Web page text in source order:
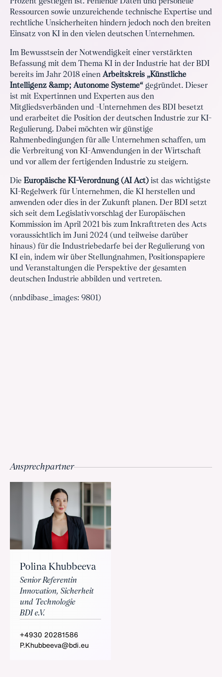
Ressourcen sowie unzureichende technische Expertise und
rechtliche Unsicherheiten hindern jedoch noch den breiten
Einsatz von KI in den vielen deutschen Unternehmen.
Im Bewusstsein der Notwendigkeit einer verstärkten
Befassung mit dem Thema KI in der Industrie hat der BDI
bereits im Jahr 2018 einen Arbeitskreis „Künstliche
Intelligenz &amp; Autonome Systeme“ gegründet. Dieser
ist mit Expertinnen und Experten aus den
Mitgliedsverbänden und -Unternehmen des BDI besetzt
und erarbeitet die Position der deutschen Industrie zur KI-
Regulierung. Dabei möchten wir günstige
Rahmenbedingungen für alle Unternehmen schaffen, um
die Verbreitung von KI-Anwendungen in der Wirtschaft
und vor allem der fertigenden Industrie zu steigern.
Die Europäische KI-Verordnung (AI Act) ist das wichtigste
KI-Regelwerk für Unternehmen, die KI herstellen und
anwenden oder dies in der Zukunft planen. Der BDI setzt
sich seit dem Legislativvorschlag der Europäischen
Kommission im April 2021 bis zum Inkrafttreten des Acts
voraussichtlich im Juni 2024 (und teilweise darüber
hinaus) für die Industriebedarfe bei der Regulierung von
KI ein, indem wir über Stellungnahmen, Positionspapiere
und Veranstaltungen die Perspektive der gesamten
deutschen Industrie abbilden und vertreten.
(nnbdibase_images: 9801)
Ansprechpartner
Polina Khubbeeva
Senior Referentin
Innovation, Sicherheit
und Technologie
BDI e.V.
+4930 20281586
P.Khubbeeva@bdi.eu